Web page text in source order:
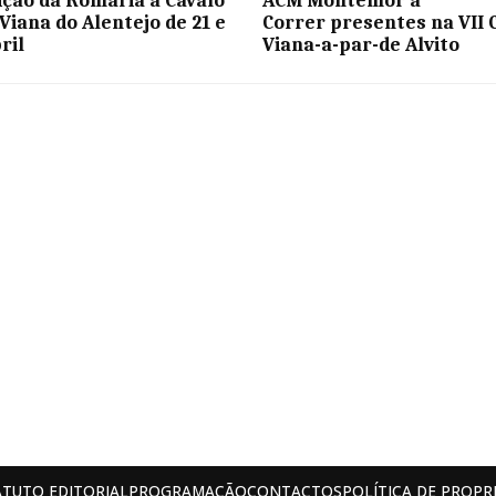
do Alentejo de 21 e
Correr presentes na VII
Viana-a-par-de Alvito
EDITORIALPROGRAMAÇÃOCONTACTOSPOLÍTICA DE